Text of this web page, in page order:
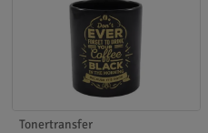
Tonertransfer